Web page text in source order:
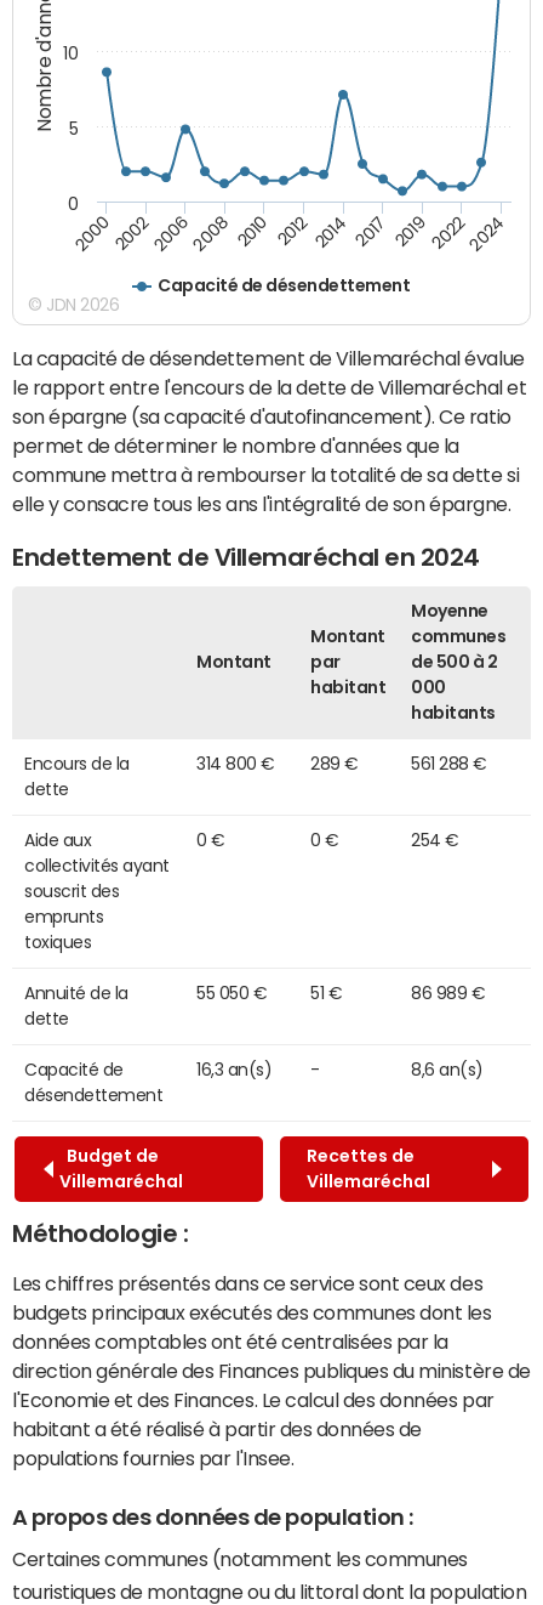
Nombre d'années
Capacité de désendettement
2000200220062008 2010 2012 2014 2017 201920222024
0
5
10
© JDN 2026
La capacité de désendettement de Villemaréchal évalue
le rapport entre l'encours de la dette de Villemaréchal et
son épargne (sa capacité d'autofinancement). Ce ratio
permet de déterminer le nombre d'années que la
commune mettra à rembourser la totalité de sa dette si
elle y consacre tous les ans l'intégralité de son épargne.
Endettement de Villemaréchal en 2024
Montant
Montant
par
habitant
Moyenne
communes
de 500 à 2
000
habitants
Encours de la
dette
314 800 € 289 € 561 288 €
Aide aux
collectivités ayant
souscrit des
emprunts
toxiques
0 € 0 € 254 €
Annuité de la
dette
55 050 € 51 € 86 989 €
Capacité de
désendettement
16,3 an(s) - 8,6 an(s)
Budget de
Villemaréchal
Recettes de
Villemaréchal
Méthodologie :
Les chiffres présentés dans ce service sont ceux des
budgets principaux exécutés des communes dont les
données comptables ont été centralisées par la
direction générale des Finances publiques du ministère de
l'Economie et des Finances. Le calcul des données par
habitant a été réalisé à partir des données de
populations fournies par l'Insee.
A propos des données de population :
Certaines communes (notamment les communes
touristiques de montagne ou du littoral dont la population